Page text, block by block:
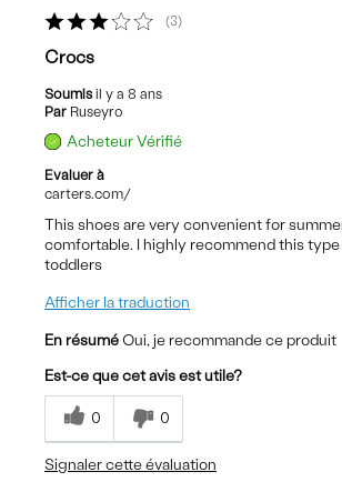
3
Crocs
Soumisil y a 8 ans
Par Ruseyro
Acheteur Vérifié
Evaluer à
carters.com/
This shoes are very convenient for
comfortable. I highly recommend this
toddlers
Afficher la traduction
En résumé Oui, je recommande ce produit
Est-ce que cet avis est utile?
0 0
Signaler cette évaluation